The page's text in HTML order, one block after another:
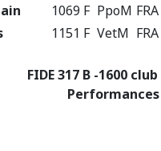
1069 F PpoM FRA
1151 F VetM FRA
FIDE 317 B -1600